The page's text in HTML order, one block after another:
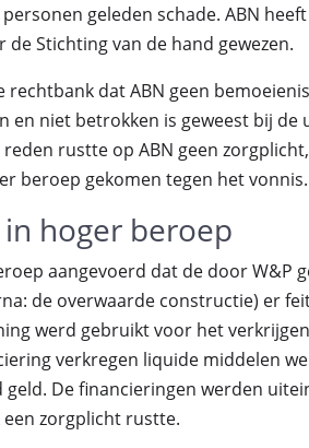
geleden schade. ABN
Stichting van de hand gewezen.
rechtbank dat ABN geen
en niet betrokken is geweest bij de
rustte op ABN geen
beroep gekomen tegen het vonnis.
hoger beroep
aangevoerd dat de door W&P
de overwaarde constructie) er
werd gebruikt voor het
verkregen liquide middelen
De financieringen werden
zorgplicht rustte.